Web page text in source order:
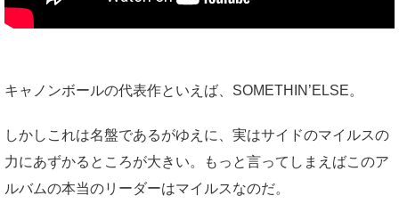
キャノンボールの代表作といえば、SOMETHIN’ELSE。
しかしこれは名盤であるがゆえに、実はサイドのマイルスの
力にあずかるところが大きい。もっと言ってしまえばこのア
ルバムの本当のリーダーはマイルスなのだ。